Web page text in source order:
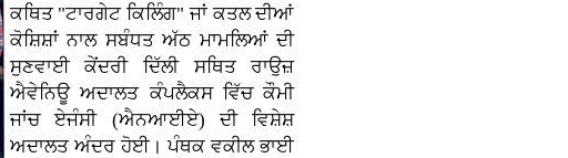
ਕਥਿਤ "ਟਾਰਗੇਟ ਕਿਲਿੰਗ" ਜਾਂ ਕਤਲ ਦੀਆਂ
ਕੋਸ਼ਿਸ਼ਾਂ ਨਾਲ ਸਬੰਧਤ ਅੱਠ ਮਾਮਲਿਆਂ ਦੀ
ਸੁਣਵਾਈ ਕੇਂਦਰੀ ਦਿੱਲੀ ਸਥਿਤ ਰਾਉਜ਼
ਐਵੇਨਿਊ ਅਦਾਲਤ ਕੰਪਲੈਕਸ ਵਿੱਚ ਕੌਮੀ
ਜਾਂਚ ਏਜੰਸੀ (ਐਨਆਈਏ) ਦੀ ਵਿਸ਼ੇਸ਼
ਅਦਾਲਤ ਅੰਦਰ ਹੋਈ। ਪੰਥਕ ਵਕੀਲ ਭਾਈ